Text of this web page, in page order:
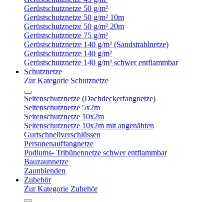
Gerüstschutznetze 50 g/m²
Gerüstschutznetze 50 g/m² 10m
Gerüstschutznetze 50 g/m² 20m
Gerüstschutznetze 75 g/m²
Gerüstschutznetze 140 g/m² (Sandstrahlnetze)
Gerüstschutznetze 140 g/m²
Gerüstschutznetze 140 g/m² schwer entflammbar
Schutznetze
Zur Kategorie Schutznetze
Seitenschutznetze (Dachdeckerfangnetze)
Seitenschutznetze 5x2m
Seitenschutznetze 10x2m
Seitenschutznetze 10x2m mit angenähten
Gurtschnellverschlüssen
Personenauffangnetze
Podiums- Tribünennetze schwer entflammbar
Bauzaunnetze
Zaunblenden
Zubehör
Zur Kategorie Zubehör